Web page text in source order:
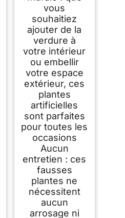
vous
souhaitiez
ajouter de la
verdure à
votre intérieur
ou embellir
votre espace
extérieur, ces
plantes
artificielles
sont parfaites
pour toutes les
occasions
Aucun
entretien : ces
fausses
plantes ne
nécessitent
aucun
arrosage ni